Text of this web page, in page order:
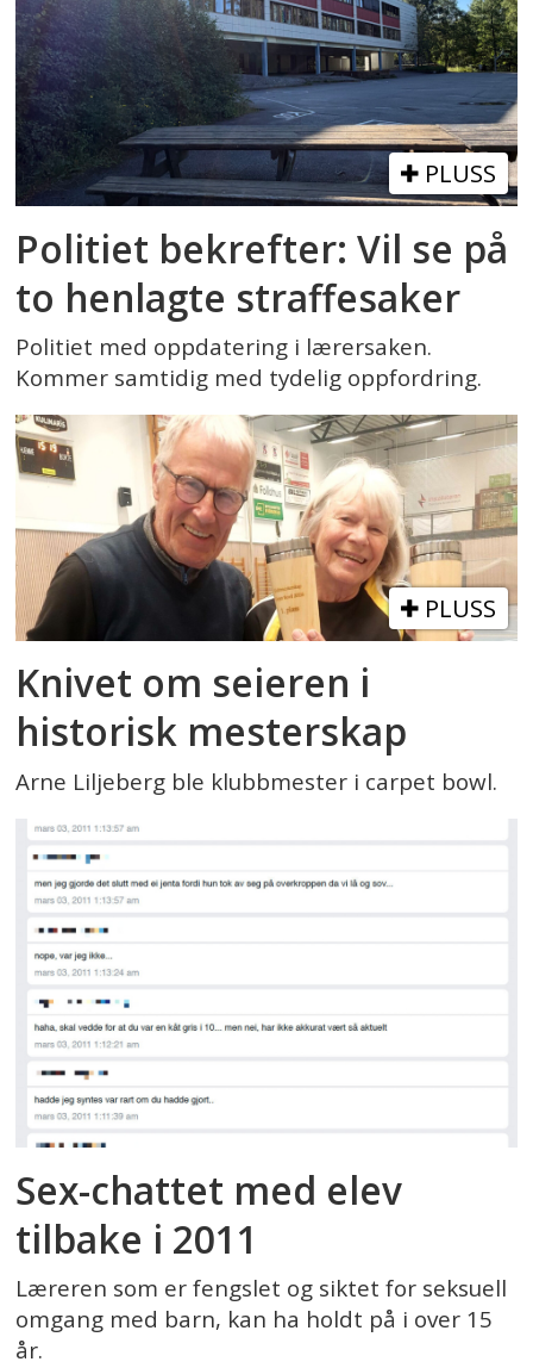
PLUSS
Politiet bekrefter: Vil se på
to henlagte straffesaker
Politiet med oppdatering i lærersaken.
Kommer samtidig med tydelig oppfordring.
PLUSS
Knivet om seieren i
historisk mesterskap
Arne Liljeberg ble klubbmester i carpet bowl.
Sex-chattet med elev
tilbake i 2011
Læreren som er fengslet og siktet for seksuell
omgang med barn, kan ha holdt på i over 15
år.